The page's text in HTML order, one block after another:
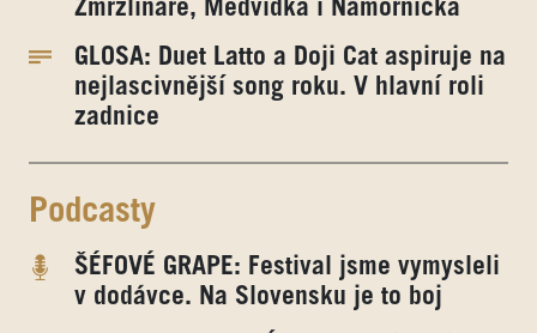
Zmrzlináře, Medvídka i Námořníčka
GLOSA: Duet Latto a Doji Cat aspiruje na
nejlascivnější song roku. V hlavní roli
zadnice
Podcasty
ŠÉFOVÉ GRAPE: Festival jsme vymysleli
v dodávce. Na Slovensku je to boj